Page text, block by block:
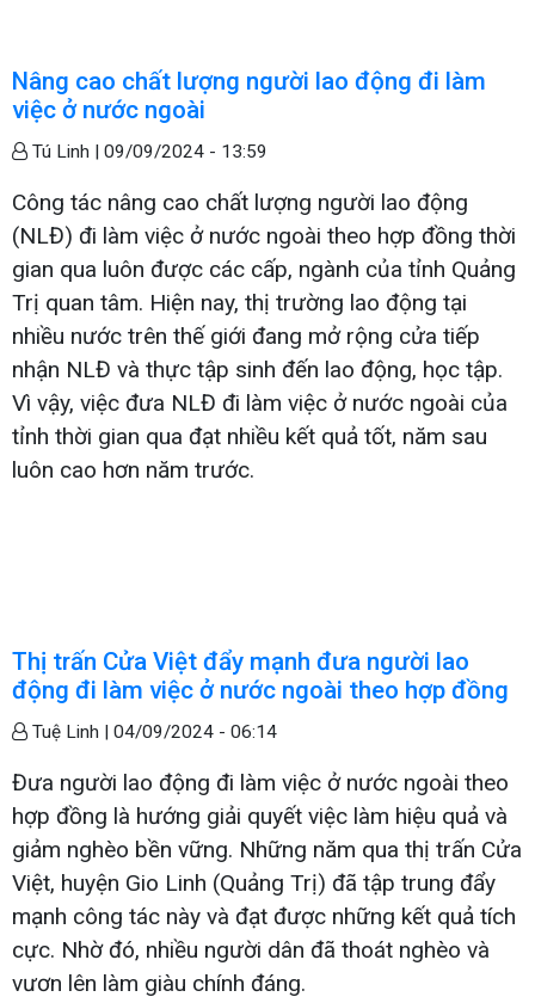
Nâng cao chất lượng người lao động đi làm
việc ở nước ngoài
Tú Linh | 09/09/2024 - 13:59
Công tác nâng cao chất lượng người lao động
(NLĐ) đi làm việc ở nước ngoài theo hợp đồng thời
gian qua luôn được các cấp, ngành của tỉnh Quảng
Trị quan tâm. Hiện nay, thị trường lao động tại
nhiều nước trên thế giới đang mở rộng cửa tiếp
nhận NLĐ và thực tập sinh đến lao động, học tập.
Vì vậy, việc đưa NLĐ đi làm việc ở nước ngoài của
tỉnh thời gian qua đạt nhiều kết quả tốt, năm sau
luôn cao hơn năm trước.
Thị trấn Cửa Việt đẩy mạnh đưa người lao
động đi làm việc ở nước ngoài theo hợp đồng
Tuệ Linh | 04/09/2024 - 06:14
Đưa người lao động đi làm việc ở nước ngoài theo
hợp đồng là hướng giải quyết việc làm hiệu quả và
giảm nghèo bền vững. Những năm qua thị trấn Cửa
Việt, huyện Gio Linh (Quảng Trị) đã tập trung đẩy
mạnh công tác này và đạt được những kết quả tích
cực. Nhờ đó, nhiều người dân đã thoát nghèo và
vươn lên làm giàu chính đáng.